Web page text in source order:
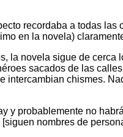
recordaba a todas
en la novela)
la novela sigue de
sacados de las
chismes.
y probablemente no
nombres de